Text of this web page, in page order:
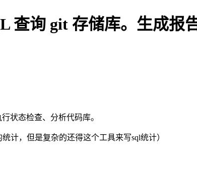
查询 git 存储库。生成报
状态检查、分析代码库。
计，但是复杂的还得这个工具来写sql统计）